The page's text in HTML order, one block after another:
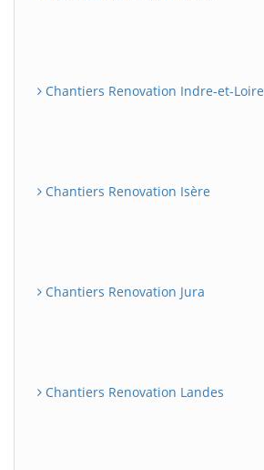
Chantiers Renovation Indre-et-Loire
Chantiers Renovation Isère
Chantiers Renovation Jura
Chantiers Renovation Landes